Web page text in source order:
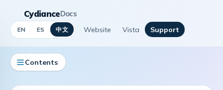
CydianceDocs
EN ES 中文 Website Vista Support
Contents